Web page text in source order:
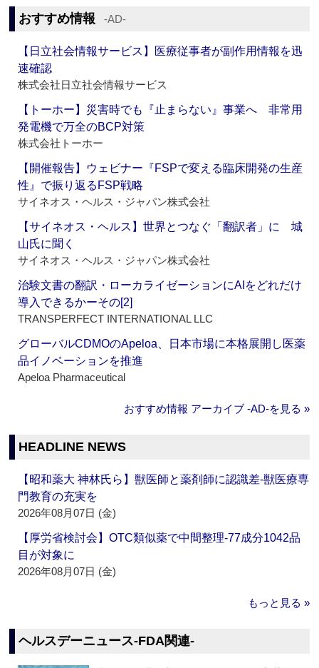
おすすめ情報 ‐AD‐
【日立社会情報サービス】医療従事者が副作用情報を迅
速確認
株式会社日立社会情報サービス
【トーホー】災害時でも『止まらない』事業へ 非常用
発電機で万全のBCP対策
株式会社トーホー
【開催報告】ウェビナー『FSPで変える臨床開発の生産
性』で振り返るFSP戦略
サイネオス・ヘルス・ジャパン株式会社
【サイネオス・ヘルス】世界とつなぐ「翻訳者」に 城
山氏に聞く
サイネオス・ヘルス・ジャパン株式会社
治験文書の翻訳・ローカライゼーションにAIをどれだけ
導入できるかーその[2]
TRANSPERFECT INTERNATIONAL LLC
グローバルCDMOのApeloa、日本市場に本格展開し医薬
品イノベーションを推進
Apeloa Pharmaceutical
おすすめ情報 アーカイブ ‐AD‐を見る »
HEADLINE NEWS
【昭和薬大 神林氏ら】獣医師と薬剤師に認識差‐獣医療専
門教育の充実を
2026年08月07日 (金)
【厚労省検討会】OTC類似薬で中間整理‐77成分1042品
目が対象に
2026年08月07日 (金)
もっと見る »
ヘルスデーニュース‐FDA関連‐